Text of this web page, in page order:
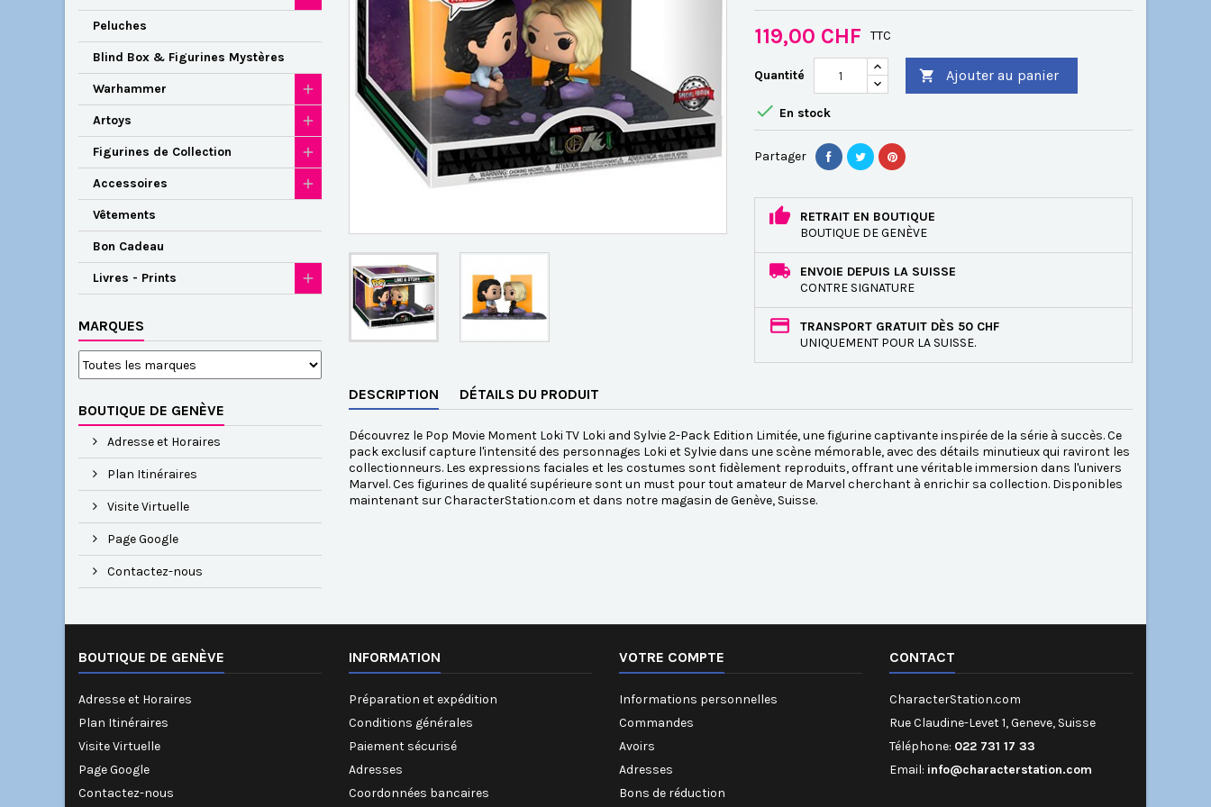
Peluches
Blind Box & Figurines Mystères
Warhammer
Artoys
Figurines de Collection
Accessoires
Vêtements
Bon Cadeau
Livres - Prints
MARQUES
BOUTIQUE DE GENÈVE
Adresse et Horaires
Plan Itinéraires
Visite Virtuelle
Page Google
Contactez-nous
119,00 CHF TTC
Quantité  Ajouter au panier
 En stock
Partager
RETRAIT EN BOUTIQUE
BOUTIQUE DE GENÈVE
ENVOIE DEPUIS LA SUISSE
CONTRE SIGNATURE
TRANSPORT GRATUIT DÈS 50 CHF
UNIQUEMENT POUR LA SUISSE.
DESCRIPTION DÉTAILS DU PRODUIT
Découvrez le Pop Movie Moment Loki TV Loki and Sylvie 2-Pack Edition Limitée, une figurine captivante inspirée de la série à succès. Ce
pack exclusif capture l'intensité des personnages Loki et Sylvie dans une scène mémorable, avec des détails minutieux qui raviront les
collectionneurs. Les expressions faciales et les costumes sont fidèlement reproduits, offrant une véritable immersion dans l'univers
Marvel. Ces figurines de qualité supérieure sont un must pour tout amateur de Marvel cherchant à enrichir sa collection. Disponibles
maintenant sur CharacterStation.com et dans notre magasin de Genève, Suisse.
BOUTIQUE DE GENÈVE
Adresse et Horaires
Plan Itinéraires
Visite Virtuelle
Page Google
Contactez-nous
INFORMATION
Préparation et expédition
Conditions générales
Paiement sécurisé
Adresses
Coordonnées bancaires
VOTRE COMPTE
Informations personnelles
Commandes
Avoirs
Adresses
Bons de réduction
CONTACT
CharacterStation.com
Rue Claudine-Levet 1, Geneve, Suisse
Téléphone: 022 731 17 33
Email: info@characterstation.com